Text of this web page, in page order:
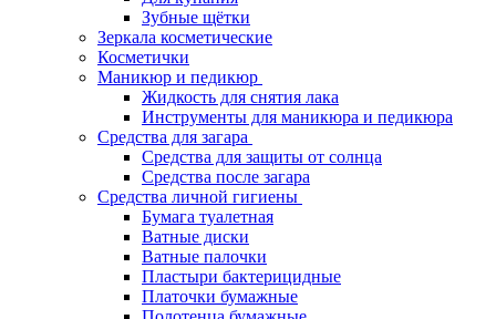
Зубные щётки
Зеркала косметические
Косметички
Маникюр и педикюр
Жидкость для снятия лака
Инструменты для маникюра и педикюра
Средства для загара
Средства для защиты от солнца
Средства после загара
Средства личной гигиены
Бумага туалетная
Ватные диски
Ватные палочки
Пластыри бактерицидные
Платочки бумажные